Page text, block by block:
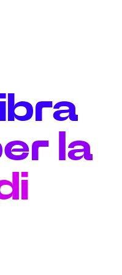
la